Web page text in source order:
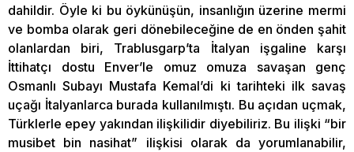
dahildir. Öyle ki bu öykünüşün, insanlığın üzerine mermi
ve bomba olarak geri dönebileceğine de en önden şahit
olanlardan biri, Trablusgarp’ta İtalyan işgaline karşı
İttihatçı dostu Enver’le omuz omuza savaşan genç
Osmanlı Subayı Mustafa Kemal’di ki tarihteki ilk savaş
uçağı İtalyanlarca burada kullanılmıştı. Bu açıdan uçmak,
Türklerle epey yakından ilişkilidir diyebiliriz. Bu ilişki “bir
musibet bin nasihat” ilişkisi olarak da yorumlanabilir,